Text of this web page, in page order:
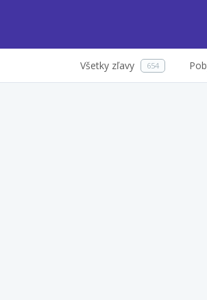
Všetky zľavy 654